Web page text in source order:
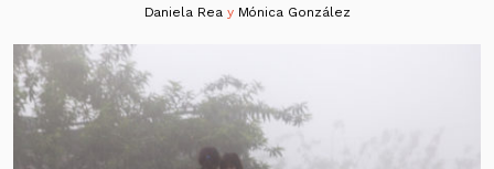
Daniela Reay Mónica González